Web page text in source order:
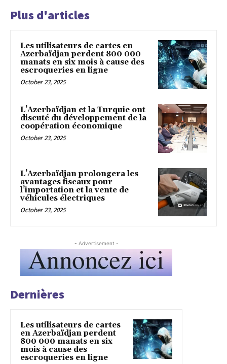
Plus d'articles
Les utilisateurs de cartes en
Azerbaïdjan perdent 800 000
manats en six mois à cause des
escroqueries en ligne
October 23, 2025
L’Azerbaïdjan et la Turquie ont
discuté du développement de la
coopération économique
October 23, 2025
L’Azerbaïdjan prolongera les
avantages fiscaux pour
l’importation et la vente de
véhicules électriques
October 23, 2025
- Advertisement -
Dernières
Les utilisateurs de cartes
en Azerbaïdjan perdent
800 000 manats en six
mois à cause des
escroqueries en ligne